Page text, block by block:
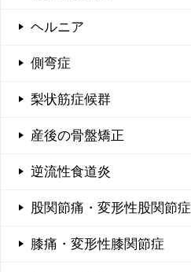
ヘルニア
側弯症
梨状筋症候群
産後の骨盤矯正
逆流性食道炎
股関節痛・変形性股関節症
膝痛・変形性膝関節症